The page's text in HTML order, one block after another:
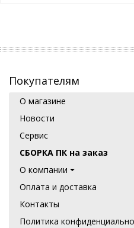
Покупателям
О магазине
Новости
Сервис
СБОРКА ПК на заказ
О компании
Оплата и доставка
Контакты
Политика